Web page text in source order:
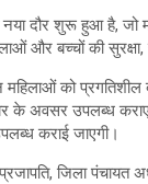
नया दौर शुरू हुआ है,
और बच्चों की
महिलाओं को
के अवसर उपलब्ध
कराई जाएगी।
जिला पंचायत